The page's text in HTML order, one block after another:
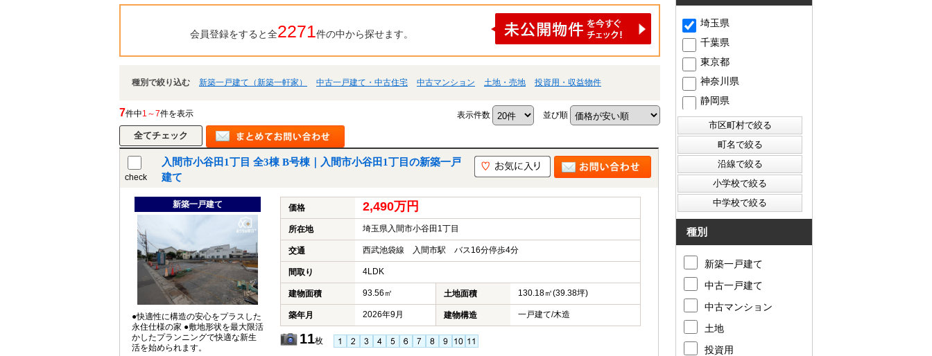
川越市 入間市 飯能市 狭山市 ふじみ野市 富士見市 志木市 新座市 朝霞市 西東京市 東村山市 東大和市
小平市
練馬区
秋津営業所 東久留米営業所
会員登録をすると全2271件の中から探せます。
種別で絞り込む 新築一戸建て（新築一軒家） 中古一戸建て・中古住宅 中古マンション 土地・売地 投資用・収益物件
7件中1～7件を表示 表示件数 並び順
check
入間市小谷田1丁目 全3棟 B号棟｜入間市小谷田1丁目の新築一戸
建て
新築一戸建て
●快適性に構造の安心をプラスした
永住仕様の家 ●敷地形状を最大限活
かしたプランニングで快適な新生
活を始められます。
価格 2,490万円
所在地 埼玉県入間市小谷田1丁目
交通 西武池袋線 入間市駅 バス16分停歩4分
間取り 4LDK
建物面積 93.56㎡ 土地面積 130.18㎡(39.38坪)
築年月 2026年9月 建物構造 一戸建て/木造
11枚
埼玉県
千葉県
東京都
神奈川県
静岡県
種別
新築一戸建て
中古一戸建て
中古マンション
土地
投資用